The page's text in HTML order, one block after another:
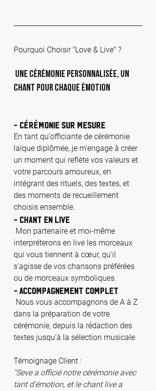
Pourquoi Choisir "Love & Live" ?
Chant pour Chaque Émotion
- Cérémonie sur Mesure
En tant qu'officiante de cérémonie
laïque diplômée, je m'engage à créer
un moment qui reflète vos valeurs et
votre parcours amoureux, en
intégrant des rituels, des textes, et
des moments de recueillement
choisis ensemble.
- Chant en Live
interpréterons en live les morceaux
qui vous tiennent à cœur, qu'il
s'agisse de vos chansons préférées
ou de morceaux symboliques.
- Accompagnement Complet
dans la préparation de votre
cérémonie, depuis la rédaction des
textes jusqu'à la sélection musicale.
Témoignage Client :
"Seve a officié notre cérémonie avec
tant d'émotion, et le chant live a